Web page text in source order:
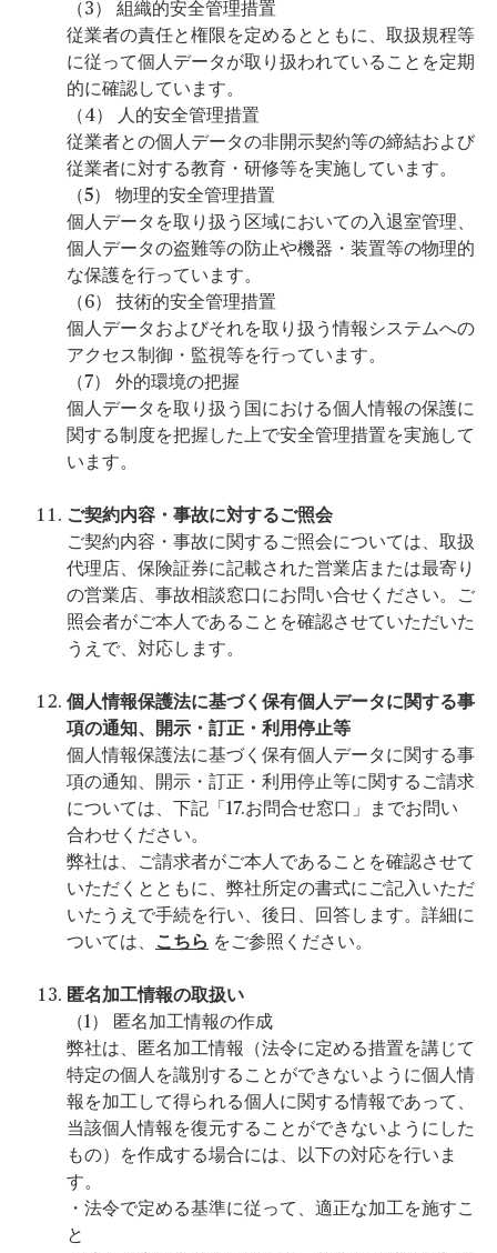
（3） 組織的安全管理措置
従業者の責任と権限を定めるとともに、取扱規程等
に従って個人データが取り扱われていることを定期
的に確認しています。
（4） 人的安全管理措置
従業者との個人データの非開示契約等の締結および
従業者に対する教育・研修等を実施しています。
（5） 物理的安全管理措置
個人データを取り扱う区域においての入退室管理、
個人データの盗難等の防止や機器・装置等の物理的
な保護を行っています。
（6） 技術的安全管理措置
個人データおよびそれを取り扱う情報システムへの
アクセス制御・監視等を行っています。
（7） 外的環境の把握
個人データを取り扱う国における個人情報の保護に
関する制度を把握した上で安全管理措置を実施して
います。
ご契約内容・事故に対するご照会
ご契約内容・事故に関するご照会については、取扱
代理店、保険証券に記載された営業店または最寄り
の営業店、事故相談窓口にお問い合せください。ご
照会者がご本人であることを確認させていただいた
うえで、対応します。
個人情報保護法に基づく保有個人データに関する事
項の通知、開示・訂正・利用停止等
個人情報保護法に基づく保有個人データに関する事
項の通知、開示・訂正・利用停止等に関するご請求
については、下記「17.お問合せ窓口」までお問い
合わせください。
弊社は、ご請求者がご本人であることを確認させて
いただくとともに、弊社所定の書式にご記入いただ
いたうえで手続を行い、後日、回答します。詳細に
ついては、
こちら をご参照ください。
匿名加工情報の取扱い
（1） 匿名加工情報の作成
弊社は、匿名加工情報（法令に定める措置を講じて
特定の個人を識別することができないように個人情
報を加工して得られる個人に関する情報であって、
当該個人情報を復元することができないようにした
もの）を作成する場合には、以下の対応を行いま
す。
・法令で定める基準に従って、適正な加工を施すこ
と